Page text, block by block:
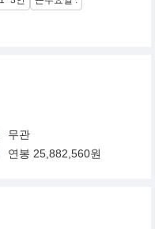
무관
연봉 25,882,560원